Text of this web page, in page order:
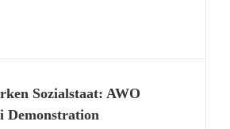
Sozialstaat: AWO
Demonstration